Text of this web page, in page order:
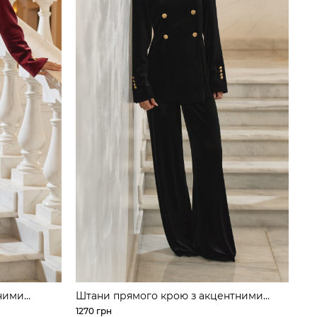
Штани прямого крою з акцентними
ґудзиками з оксамиту
1270 грн